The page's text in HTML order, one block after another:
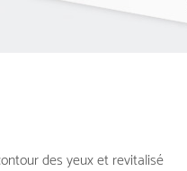
des yeux et revitalisé